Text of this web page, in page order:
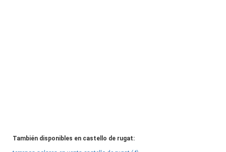
También disponibles en castello de rugat: